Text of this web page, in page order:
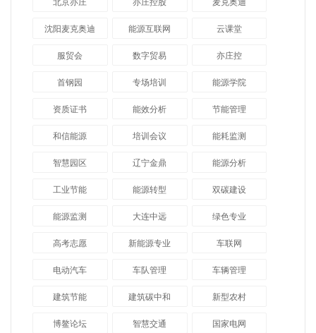
北京亦庄 亦庄控股 麦克奥迪
沈阳麦克奥迪 能源互联网 云课堂
服贸会 数字贸易 亦庄控
首钢园 专场培训 能源学院
资质证书 能效分析 节能管理
和信能源 培训会议 能耗监测
智慧园区 辽宁金鼎 能源分析
工业节能 能源转型 双碳建设
能源监测 大连中远 绿色专业
高考志愿 新能源专业 车联网
电动汽车 车队管理 车辆管理
建筑节能 建筑碳中和 新型农村
博鳌论坛 智慧交通 国家电网